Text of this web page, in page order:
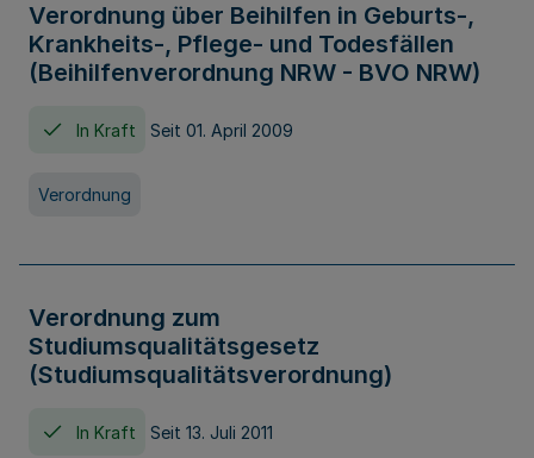
Verordnung über Beihilfen in Geburts-,
Krankheits-, Pflege- und Todesfällen
(Beihilfenverordnung NRW - BVO NRW)
In Kraft Seit 01. April 2009
Verordnung
Verordnung zum
Studiumsqualitätsgesetz
(Studiumsqualitätsverordnung)
In Kraft Seit 13. Juli 2011